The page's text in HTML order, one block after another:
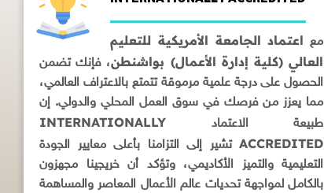
مع اعتماد الجامعة الأمريكية للتعليم
العالي (كلية إدارة الأعمال) بواشنطن، فإنك تضمن
الحصول على درجة علمية مرموقة تتمتع بالاعتراف العالمي،
مما يعزز من فرصك في سوق العمل المحلي والدولي. إن
طبيعة الاعتماد INTERNATIONALLY
ACCREDITEDتشير إلى التزامنا بأعلى معايير الجودة
التعليمية والتميز الأكاديمي، وتؤكد أن خريجينا مجهزون
بالكامل لمواجهة تحديات عالم الأعمال المعاصر والمساهمة